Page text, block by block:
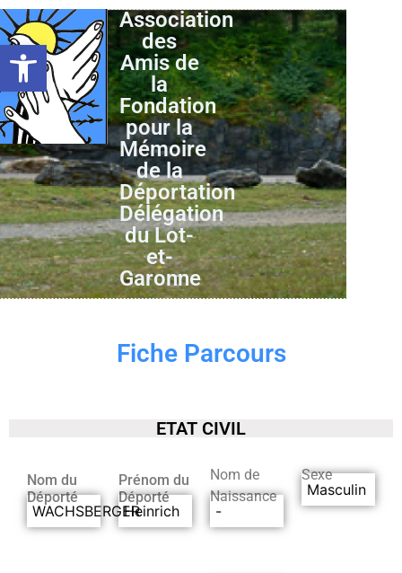
Ouvrir la barre d’outils
Association
des
Amis de
la
Fondation
pour la
Mémoire
de la
Déportation
Délégation
du Lot-
et-
Garonne
Fiche Parcours
ETAT CIVIL
Nom du
Déporté
WACHSBERGER
Prénom du
Déporté
Heinrich
Nom de
Naissance
-
Sexe
Masculin